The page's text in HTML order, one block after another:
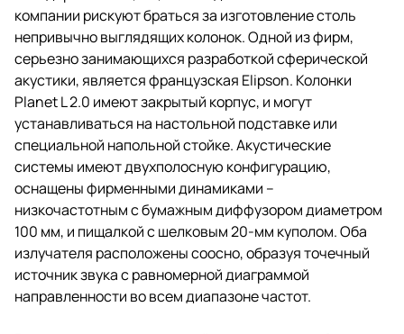
компании рискуют браться за изготовление столь
непривычно выглядящих колонок. Одной из фирм,
серьезно занимающихся разработкой сферической
акустики, является французская Elipson. Колонки
Planet L 2.0 имеют закрытый корпус, и могут
устанавливаться на настольной подставке или
специальной напольной стойке. Акустические
системы имеют двухполосную конфигурацию,
оснащены фирменными динамиками –
низкочастотным с бумажным диффузором диаметром
100 мм, и пищалкой с шелковым 20-мм куполом. Оба
излучателя расположены соосно, образуя точечный
источник звука с равномерной диаграммой
направленности во всем диапазоне частот.